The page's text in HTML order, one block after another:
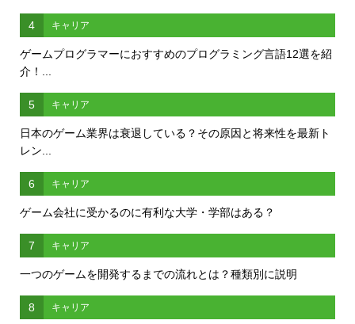
4 キャリア
ゲームプログラマーにおすすめのプログラミング言語12選を紹
介！...
5 キャリア
日本のゲーム業界は衰退している？その原因と将来性を最新ト
レン...
6 キャリア
ゲーム会社に受かるのに有利な大学・学部はある？
7 キャリア
一つのゲームを開発するまでの流れとは？種類別に説明
8 キャリア